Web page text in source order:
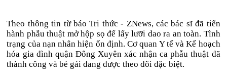
Theo thông tin từ báo Tri thức - ZNews, các bác sĩ đã tiến
hành phẫu thuật mở hộp sọ để lấy lưỡi dao ra an toàn. Tình
trạng của nạn nhân hiện ổn định. Cơ quan Y tế và Kế hoạch
hóa gia đình quận Đông Xuyên xác nhận ca phẫu thuật đã
thành công và bé gái đang được theo dõi đặc biệt.